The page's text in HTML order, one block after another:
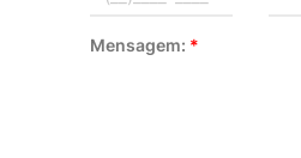
Mensagem: *